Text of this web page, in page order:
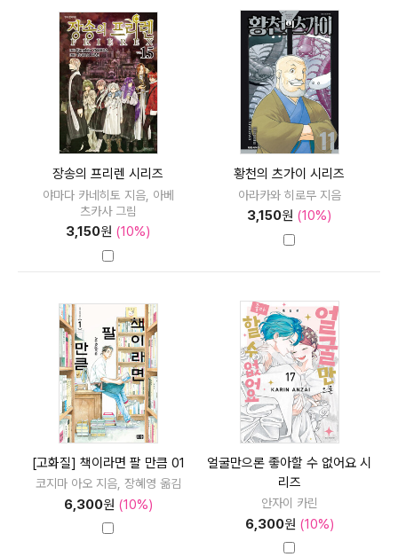
장송의 프리렌 시리즈
야마다 카네히토 지음, 아베
츠카사 그림
3,150원 (10%)
황천의 츠가이 시리즈
아라카와 히로무 지음
3,150원 (10%)
[고화질] 책이라면 팔 만큼 01
코지마 아오 지음, 장혜영 옮김
6,300원 (10%)
얼굴만으론 좋아할 수 없어요 시
리즈
안자이 카린
6,300원 (10%)